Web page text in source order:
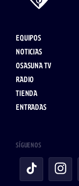
EQUIPOS
NOTICIAS
OSASUNA TV
RADIO
TIENDA
ENTRADAS
SÍGUENOS